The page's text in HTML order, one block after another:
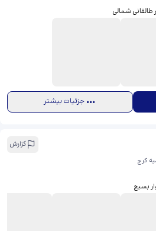
طالقانی شمالی
جزئیات بیشتر
گزارش
کرج
بسیج